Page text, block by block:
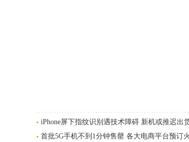
iPhone屏下指纹识别遇技术障碍 新机或推迟出
首批5G手机不到1分钟售罄 各大电商平台预订